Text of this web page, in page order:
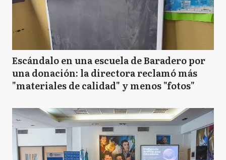
Escándalo en una escuela de Baradero por
una donación: la directora reclamó más
"materiales de calidad" y menos "fotos"